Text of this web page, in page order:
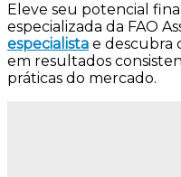
Eleve seu potencial
especializada da FAO
especialista e descubra
em resultados
práticas do mercado.